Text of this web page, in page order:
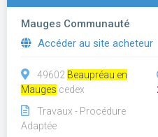
Mauges Communauté
Accéder au site acheteur
49602 Beaupréau en
Mauges cedex
Travaux - Procédure
Adaptée